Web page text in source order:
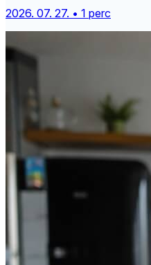
2026. 07. 27. • 1 perc